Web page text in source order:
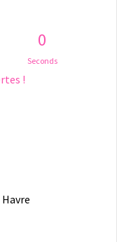
0
Seconds
!